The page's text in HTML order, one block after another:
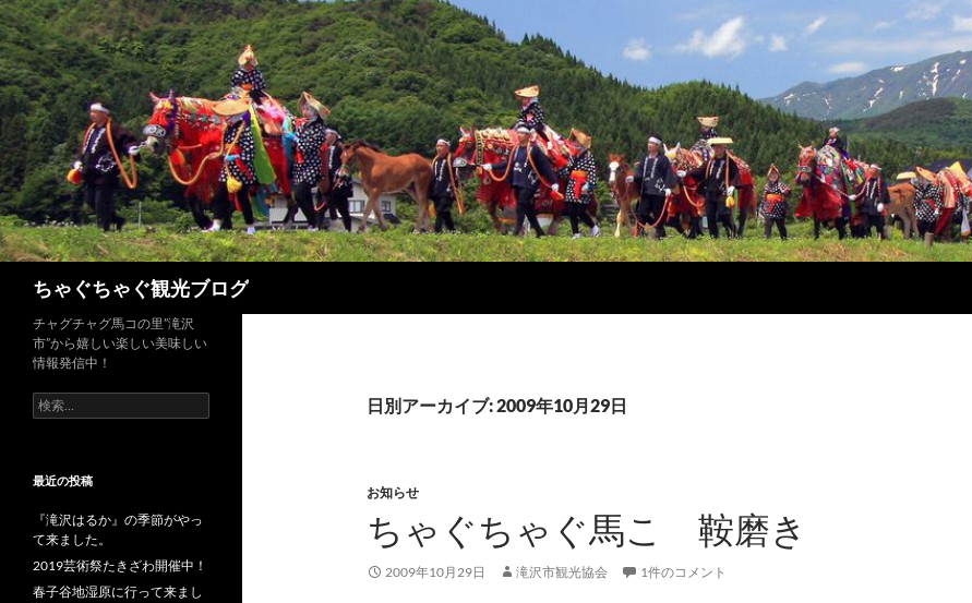
ちゃぐちゃぐ観光ブログ
日別アーカイブ: 2009年10月29日
お知らせ
ちゃぐちゃぐ馬こ 鞍磨き
2009年10月29日 滝沢市観光協会 1件のコメント
チャグチャグ馬コの里”滝沢
市”から嬉しい楽しい美味しい
情報発信中！
検
索:
最近の投稿
『滝沢はるか』の季節がやっ
て来ました。
2019芸術祭たきざわ開催中！
春子谷地湿原に行って来まし